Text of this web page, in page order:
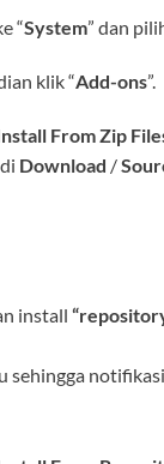
“System” dan
klik “Add-ons”.
From Zip
Download /
install “
sehingga notifikasi